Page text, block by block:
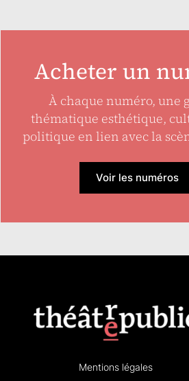
Acheter un
À chaque numéro, une
thématique esthétique,
politique en lien avec la
Voir les numéros
Mentions légales